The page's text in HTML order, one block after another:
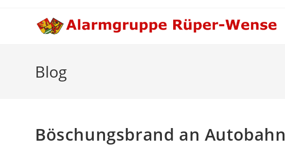
Blog
Böschungsbrand an Autobahn